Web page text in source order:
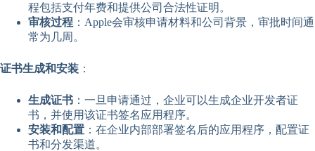
程包括支付年费和提供公司合法性证明。
审核过程 ：Apple会审核申请材料和公司背景，审批时间通
常为几周。
证书生成和安装 ：
生成证书 ：一旦申请通过，企业可以生成企业开发者证
书，并使用该证书签名应用程序。
安装和配置 ：在企业内部部署签名后的应用程序，配置证
书和分发渠道。